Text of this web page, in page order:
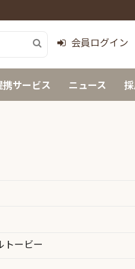
会員ログイン
携サービス ニュース
トービー